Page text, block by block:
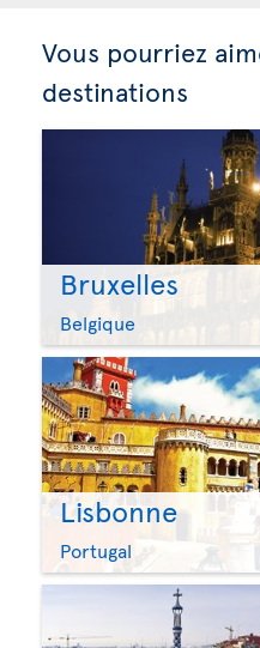
Vous pourriez
destinations
Bruxelles
Belgique
Lisbonne
Portugal